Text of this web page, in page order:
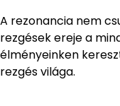
A rezonancia nem
rezgések ereje a
élményeinken
rezgés világa.